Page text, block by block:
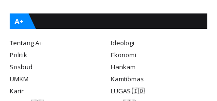
A+
Tentang A+
Ideologi
Politik
Ekonomi
Sosbud
Hankam
UMKM
Kamtibmas
Karir
LUGAS 🇮🇩